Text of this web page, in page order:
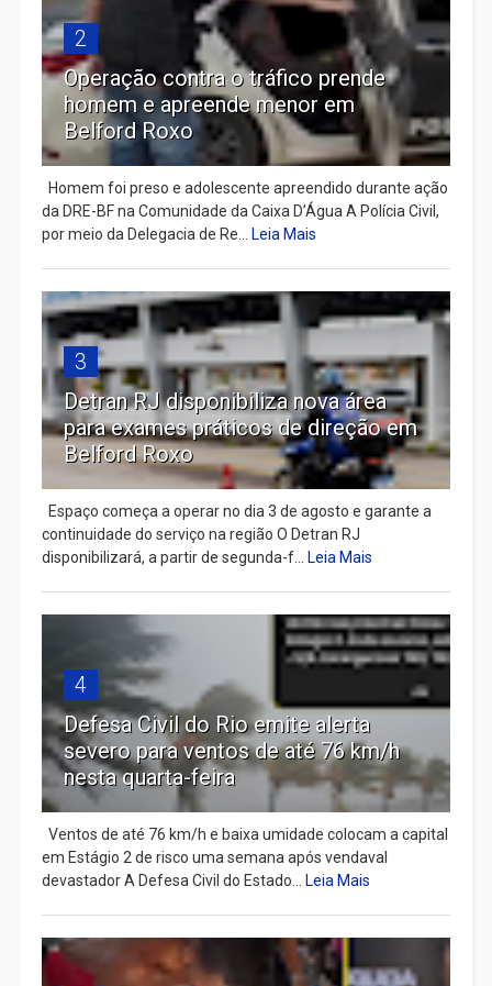
2
Operação contra o tráfico prende
homem e apreende menor em
Belford Roxo
Homem foi preso e adolescente apreendido durante ação
da DRE-BF na Comunidade da Caixa D’Água A Polícia Civil,
por meio da Delegacia de Re...
Leia Mais
3
Detran RJ disponibiliza nova área
para exames práticos de direção em
Belford Roxo
Espaço começa a operar no dia 3 de agosto e garante a
continuidade do serviço na região O Detran RJ
disponibilizará, a partir de segunda-f...
Leia Mais
4
Defesa Civil do Rio emite alerta
severo para ventos de até 76 km/h
nesta quarta-feira
Ventos de até 76 km/h e baixa umidade colocam a capital
em Estágio 2 de risco uma semana após vendaval
devastador A Defesa Civil do Estado...
Leia Mais